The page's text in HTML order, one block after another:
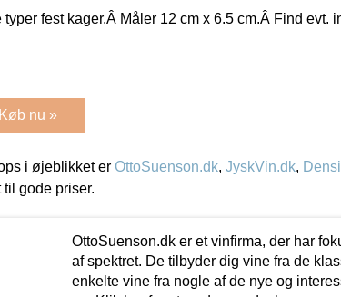
fest kager.Â Måler 12 cm x 6.5 cm.Â Find evt.
Køb nu »
i øjeblikket er OttoSuenson.dk, JyskVin.dk,
gode priser.
OttoSuenson.dk er et vinfirma, der har
af spektret. De tilbyder dig vine fra de
enkelte vine fra nogle af de nye og